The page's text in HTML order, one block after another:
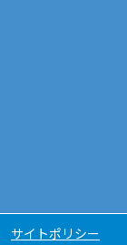
サイトポリシー